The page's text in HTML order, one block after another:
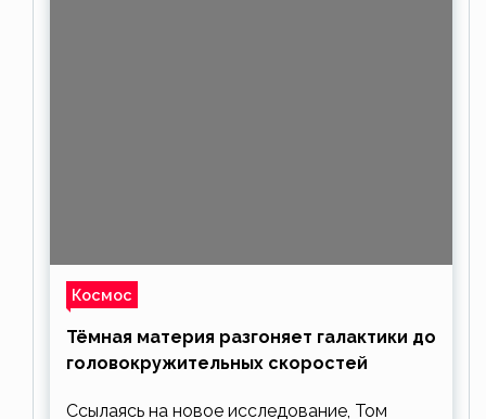
Космос
Тёмная материя разгоняет галактики до
головокружительных скоростей
Ссылаясь на новое исследование, Том